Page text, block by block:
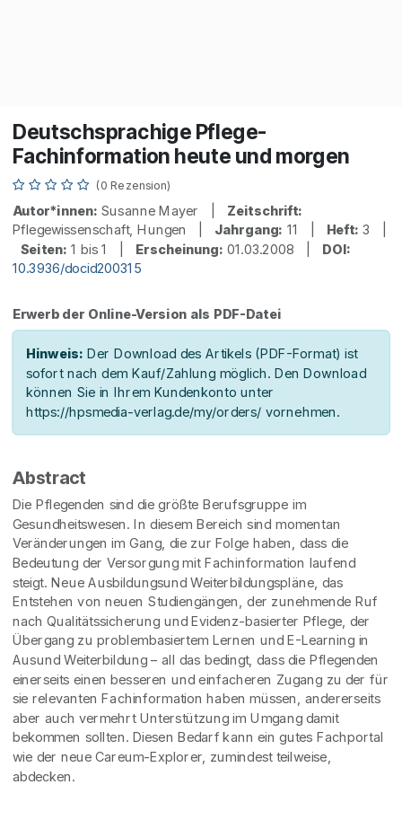
Deutschsprachige Pflege-
Fachinformation heute und morgen
(0 Rezension)
Autor*innen: Susanne Mayer | Zeitschrift:
Pflegewissenschaft, Hungen | Jahrgang: 11 | Heft: 3 |
Seiten: 1 bis 1 | Erscheinung: 01.03.2008 | DOI:
10.3936/docid200315
Erwerb der Online-Version als PDF-Datei
Hinweis: Der Download des Artikels (PDF-Format) ist
sofort nach dem Kauf/Zahlung möglich. Den Download
können Sie in Ihrem Kundenkonto unter
https://hpsmedia-verlag.de/my/orders/ vornehmen.
Abstract
Die Pflegenden sind die größte Berufsgruppe im
Gesundheitswesen. In diesem Bereich sind momentan
Veränderungen im Gang, die zur Folge haben, dass die
Bedeutung der Versorgung mit Fachinformation laufend
steigt. Neue Ausbildungsund Weiterbildungspläne, das
Entstehen von neuen Studiengängen, der zunehmende Ruf
nach Qualitätssicherung und Evidenz-basierter Pflege, der
Übergang zu problembasiertem Lernen und E-Learning in
Ausund Weiterbildung – all das bedingt, dass die Pflegenden
einerseits einen besseren und einfacheren Zugang zu der für
sie relevanten Fachinformation haben müssen, andererseits
aber auch vermehrt Unterstützung im Umgang damit
bekommen sollten. Diesen Bedarf kann ein gutes Fachportal
wie der neue Careum-Explorer, zumindest teilweise,
abdecken.